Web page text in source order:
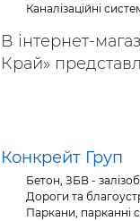
Каналізаційні
В інтернет-
Край»
Конкрейт Груп
Бетон, ЗБВ -
Дороги та
Паркани, парканні